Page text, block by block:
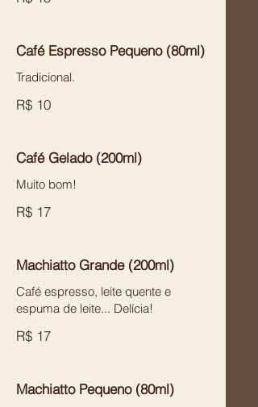
Café Espresso Pequeno (80ml)
Tradicional.
R$ 10
Café Gelado (200ml)
Muito bom!
R$ 17
Machiatto Grande (200ml)
Café espresso, leite quente e
espuma de leite... Delícia!
R$ 17
Machiatto Pequeno (80ml)